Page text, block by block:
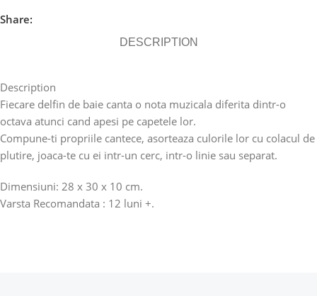
Share:
DESCRIPTION
Description
Fiecare delfin de baie canta o nota muzicala diferita dintr-o
octava atunci cand apesi pe capetele lor.
Compune-ti propriile cantece, asorteaza culorile lor cu colacul de
plutire, joaca-te cu ei intr-un cerc, intr-o linie sau separat.
Dimensiuni: 28 x 30 x 10 cm.
Varsta Recomandata : 12 luni +.